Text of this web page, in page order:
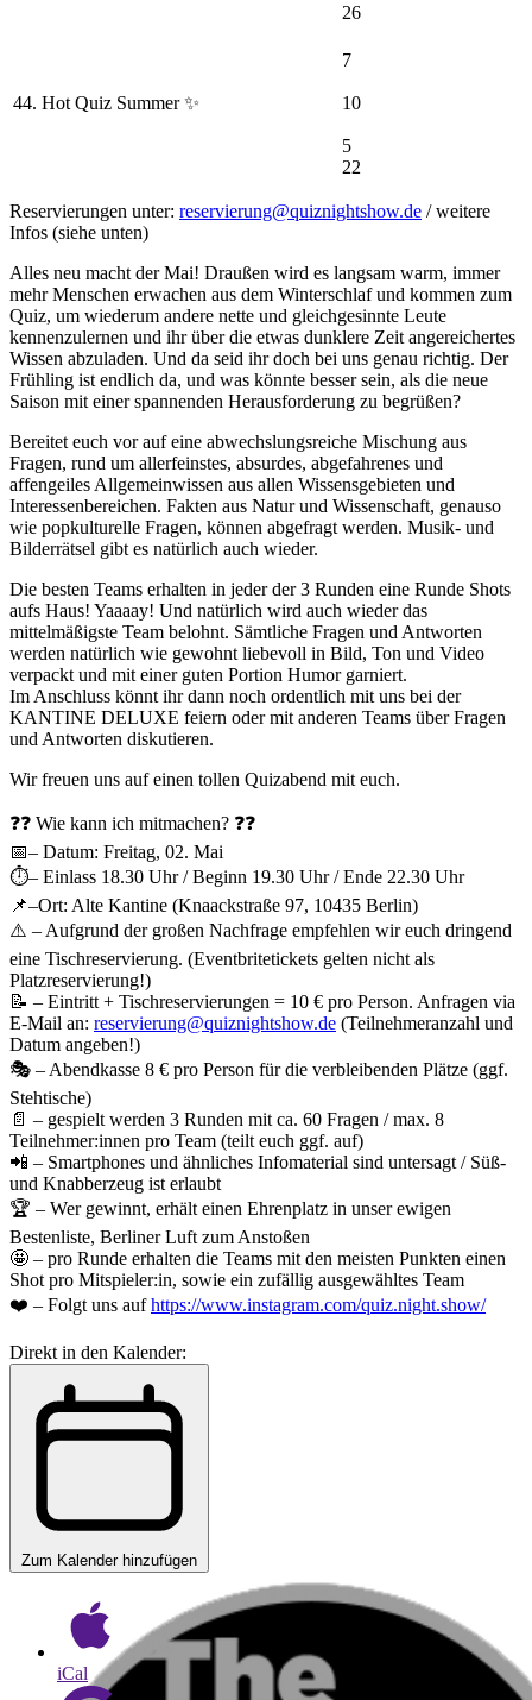
26
44. Hot Quiz Summer ✨
7
10
5
22
Reservierungen unter: reservierung@quiznightshow.de / weitere
Infos (siehe unten)
Alles neu macht der Mai! Draußen wird es langsam warm, immer
mehr Menschen erwachen aus dem Winterschlaf und kommen zum
Quiz, um wiederum andere nette und gleichgesinnte Leute
kennenzulernen und ihr über die etwas dunklere Zeit angereichertes
Wissen abzuladen. Und da seid ihr doch bei uns genau richtig. Der
Frühling ist endlich da, und was könnte besser sein, als die neue
Saison mit einer spannenden Herausforderung zu begrüßen?
Bereitet euch vor auf eine abwechslungsreiche Mischung aus
Fragen, rund um allerfeinstes, absurdes, abgefahrenes und
affengeiles Allgemeinwissen aus allen Wissensgebieten und
Interessenbereichen. Fakten aus Natur und Wissenschaft, genauso
wie popkulturelle Fragen, können abgefragt werden. Musik- und
Bilderrätsel gibt es natürlich auch wieder.
Die besten Teams erhalten in jeder der 3 Runden eine Runde Shots
aufs Haus! Yaaaay! Und natürlich wird auch wieder das
mittelmäßigste Team belohnt. Sämtliche Fragen und Antworten
werden natürlich wie gewohnt liebevoll in Bild, Ton und Video
verpackt und mit einer guten Portion Humor garniert.
Im Anschluss könnt ihr dann noch ordentlich mit uns bei der
KANTINE DELUXE feiern oder mit anderen Teams über Fragen
und Antworten diskutieren.
Wir freuen uns auf einen tollen Quizabend mit euch.
❓❓ Wie kann ich mitmachen? ❓❓
📅– Datum: Freitag, 02. Mai
⏱– Einlass 18.30 Uhr / Beginn 19.30 Uhr / Ende 22.30 Uhr
📌–Ort: Alte Kantine (Knaackstraße 97, 10435 Berlin)
⚠️ – Aufgrund der großen Nachfrage empfehlen wir euch dringend
eine Tischreservierung. (Eventbritetickets gelten nicht als
Platzreservierung!)
📝 – Eintritt + Tischreservierungen = 10 € pro Person. Anfragen via
E-Mail an: reservierung@quiznightshow.de (Teilnehmeranzahl und
Datum angeben!)
🎭 – Abendkasse 8 € pro Person für die verbleibenden Plätze (ggf.
Stehtische)
📄 – gespielt werden 3 Runden mit ca. 60 Fragen / max. 8
Teilnehmer:innen pro Team (teilt euch ggf. auf)
📲 – Smartphones und ähnliches Infomaterial sind untersagt / Süß-
und Knabberzeug ist erlaubt
🏆 – Wer gewinnt, erhält einen Ehrenplatz in unser ewigen
Bestenliste, Berliner Luft zum Anstoßen
🤩 – pro Runde erhalten die Teams mit den meisten Punkten einen
Shot pro Mitspieler:in, sowie ein zufällig ausgewähltes Team
❤️ – Folgt uns aufhttps://www.instagram.com/quiz.night.show/
Direkt in den Kalender:
Zum Kalender hinzufügen
iCal